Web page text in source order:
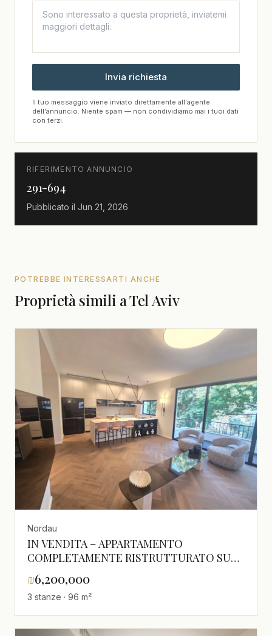
Invia richiesta
Il tuo messaggio viene inviato direttamente all'agente
dell'annuncio. Niente spam — non condividiamo mai i tuoi dati
con terzi.
RIFERIMENTO ANNUNCIO
291-694
Pubblicato il Jun 21, 2026
POTREBBE INTERESSARTI ANCHE
Proprietà simili a Tel Aviv
Nordau
IN VENDITA – APPARTAMENTO
COMPLETAMENTE RISTRUTTURATO SU
NORDAU – FORTE RIDUZIONE DI PREZZO!
₪6,200,000
3 stanze · 96 m²